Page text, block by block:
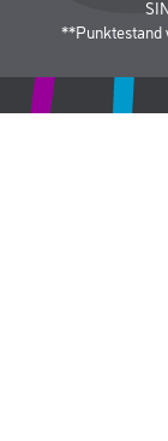
**Punktestand